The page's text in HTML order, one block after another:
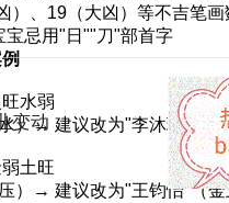
）、19（大凶）等不吉笔画
宝忌用"日""刀"部首字
水弱
）→ 建议改为"李沐瑶"（
土旺
）→ 建议改为"王钧怡"（
变动